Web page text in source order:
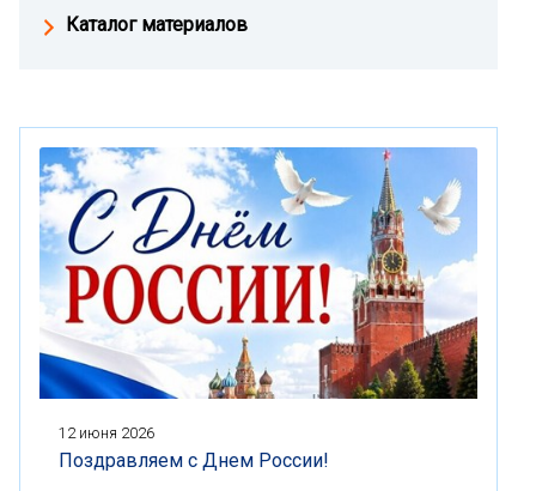
Каталог материалов
12 июня 2026
Поздравляем с Днем России!